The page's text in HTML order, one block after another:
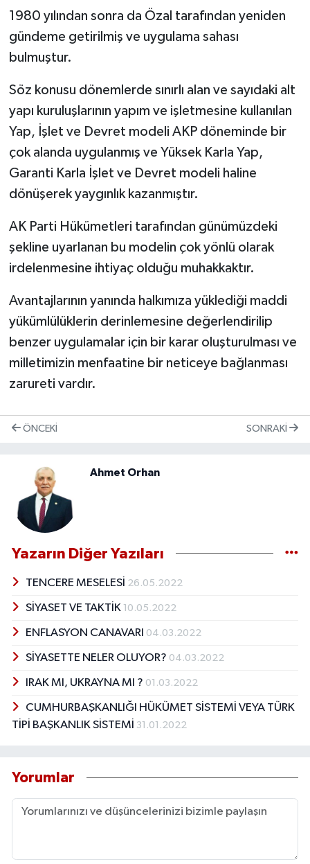
1980 yılından sonra da Özal tarafından yeniden
gündeme getirilmiş ve uygulama sahası
bulmuştur.
Söz konusu dönemlerde sınırlı alan ve sayıdaki alt
yapı kuruluşlarının yapım ve işletmesine kullanılan
Yap, İşlet ve Devret modeli AKP döneminde bir
çok alanda uygulanmış ve Yüksek Karla Yap,
Garanti Karla İşlet ve Devret modeli haline
dönüşerek yaygınlık kazanmıştır.
AK Parti Hükümetleri tarafından günümüzdeki
şekline uyarlanan bu modelin çok yönlü olarak
irdelenmesine ihtiyaç olduğu muhakkaktır.
Avantajlarının yanında halkımıza yüklediği maddi
yükümlülüklerin derinlemesine değerlendirilip
benzer uygulamalar için bir karar oluşturulması ve
milletimizin menfaatine bir neticeye bağlanması
zarureti vardır.
ÖNCEKI SONRAKI
Ahmet Orhan
Yazarın Diğer Yazıları
TENCERE MESELESİ 26.05.2022
SİYASET VE TAKTİK 10.05.2022
ENFLASYON CANAVARI 04.03.2022
SİYASETTE NELER OLUYOR? 04.03.2022
IRAK MI, UKRAYNA MI ? 01.03.2022
CUMHURBAŞKANLIĞI HÜKÜMET SİSTEMİ VEYA TÜRK
TİPİ BAŞKANLIK SİSTEMİ 31.01.2022
Yorumlar